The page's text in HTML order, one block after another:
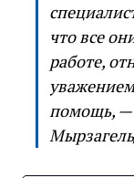
что все
работе,
помощь, —